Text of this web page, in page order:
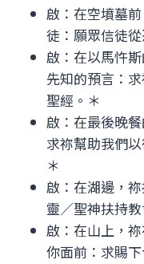
啟：在空墳墓
徒：願眾信徒
啟：在以馬忤
先知的預言：
聖經。＊
啟：在最後晚
求祢幫助我們
＊
啟：在湖邊，
靈／聖神扶持
啟：在山上，
你面前：求賜